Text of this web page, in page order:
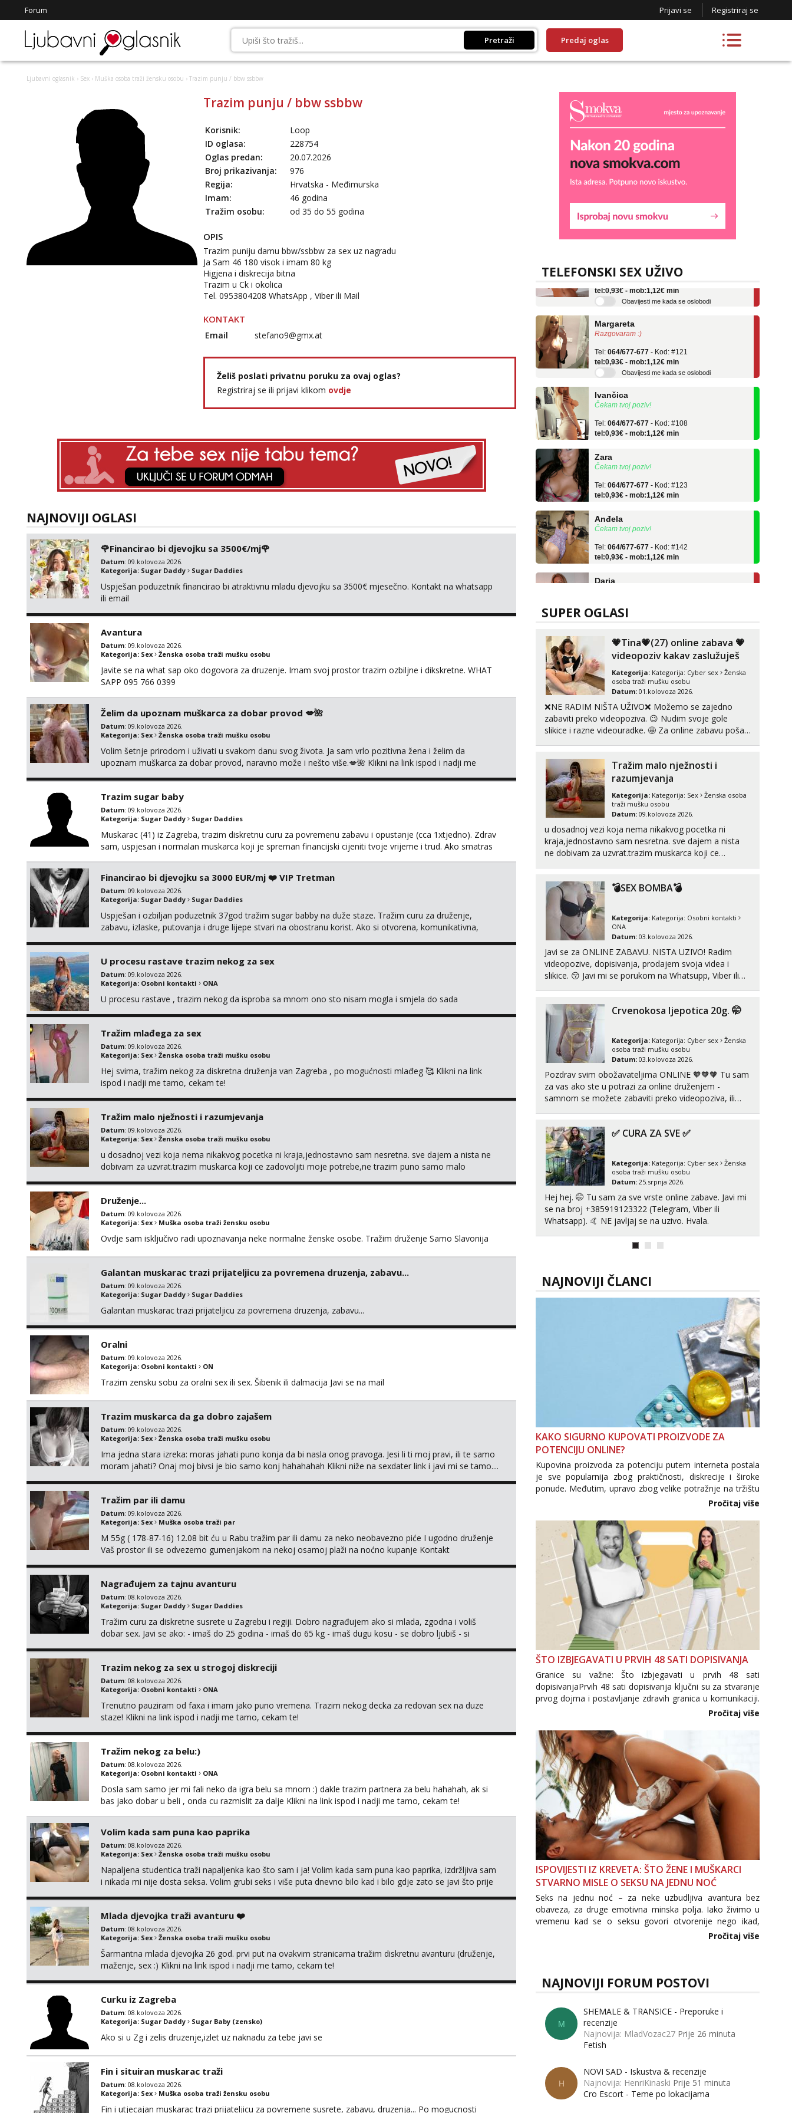
Forum Prijavi se Registriraj se
Pretraži Predaj oglas
Ljubavni oglasnik › Sex › Muška osoba traži žensku osobu › Trazim punju / bbw ssbbw
Trazim punju / bbw ssbbw
Korisnik:
Loop
ID oglasa:
228754
Oglas predan:
20.07.2026
Broj prikazivanja:
976
Regija:
Hrvatska - Međimurska
Imam:
46 godina
Tražim osobu:
od 35 do 55 godina
OPIS
Trazim puniju damu bbw/ssbbw za sex uz nagradu
Ja Sam 46 180 visok i imam 80 kg
Higjena i diskrecija bitna
Trazim u Ck i okolica
Tel. 0953804208 WhatsApp , Viber ili Mail
KONTAKT
Email stefano9@gmx.at
Želiš poslati privatnu poruku za ovaj oglas?
Registriraj se ili prijavi klikom ovdje
NAJNOVIJI OGLASI
🌹Financirao bi djevojku sa 3500€/mj🌹
Datum: 09.kolovoza 2026.
Kategorija: Sugar Daddy Sugar Daddies
Uspješan poduzetnik financirao bi atraktivnu mladu djevojku sa 3500€ mjesečno. Kontakt na whatsapp
ili email
Avantura
Datum: 09.kolovoza 2026.
Kategorija: Sex Ženska osoba traži mušku osobu
Javite se na what sap oko dogovora za druzenje. Imam svoj prostor trazim ozbiljne i dikskretne. WHAT
SAPP 095 766 0399
Želim da upoznam muškarca za dobar provod 💋🌺
Datum: 09.kolovoza 2026.
Kategorija: Sex Ženska osoba traži mušku osobu
Volim šetnje prirodom i uživati u svakom danu svog života. Ja sam vrlo pozitivna žena i želim da
upoznam muškarca za dobar provod, naravno može i nešto više.💋🌺 Klikni na link ispod i nadji me
Trazim sugar baby
Datum: 09.kolovoza 2026.
Kategorija: Sugar Daddy Sugar Daddies
Muskarac (41) iz Zagreba, trazim diskretnu curu za povremenu zabavu i opustanje (cca 1xtjedno). Zdrav
sam, uspjesan i normalan muskarca koji je spreman financijski cijeniti tvoje vrijeme i trud. Ako smatras
Financirao bi djevojku sa 3000 EUR/mj ❤️ VIP Tretman
Datum: 09.kolovoza 2026.
Kategorija: Sugar Daddy Sugar Daddies
Uspješan i ozbiljan poduzetnik 37god tražim sugar babby na duže staze. Tražim curu za druženje,
zabavu, izlaske, putovanja i druge lijepe stvari na obostranu korist. Ako si otvorena, komunikativna,
U procesu rastave trazim nekog za sex
Datum: 09.kolovoza 2026.
Kategorija: Osobni kontakti ONA
U procesu rastave , trazim nekog da isproba sa mnom ono sto nisam mogla i smjela do sada
Tražim mlađega za sex
Datum: 09.kolovoza 2026.
Kategorija: Sex Ženska osoba traži mušku osobu
Hej svima, tražim nekog za diskretna druženja van Zagreba , po mogućnosti mlađeg 🥰 Klikni na link
ispod i nadji me tamo, cekam te!
Tražim malo nježnosti i razumjevanja
Datum: 09.kolovoza 2026.
Kategorija: Sex Ženska osoba traži mušku osobu
u dosadnoj vezi koja nema nikakvog pocetka ni kraja,jednostavno sam nesretna. sve dajem a nista ne
dobivam za uzvrat.trazim muskarca koji ce zadovoljiti moje potrebe,ne trazim puno samo malo
Druženje...
Datum: 09.kolovoza 2026.
Kategorija: Sex Muška osoba traži žensku osobu
Ovdje sam isključivo radi upoznavanja neke normalne ženske osobe. Tražim druženje Samo Slavonija
Galantan muskarac trazi prijateljicu za povremena druzenja, zabavu...
Datum: 09.kolovoza 2026.
Kategorija: Sugar Daddy Sugar Daddies
Galantan muskarac trazi prijateljicu za povremena druzenja, zabavu...
Oralni
Datum: 09.kolovoza 2026.
Kategorija: Osobni kontakti ON
Trazim zensku sobu za oralni sex ili sex. Šibenik ili dalmacija Javi se na mail
Trazim muskarca da ga dobro zajašem
Datum: 09.kolovoza 2026.
Kategorija: Sex Ženska osoba traži mušku osobu
Ima jedna stara izreka: moras jahati puno konja da bi nasla onog pravoga. Jesi li ti moj pravi, ili te samo
moram jahati? Onaj moj bivsi je bio samo konj hahahahah Klikni niže na sexdater link i javi mi se tamo....
Tražim par ili damu
Datum: 09.kolovoza 2026.
Kategorija: Sex Muška osoba traži par
M 55g ( 178-87-16) 12.08 bit ću u Rabu tražim par ili damu za neko neobavezno piće I ugodno druženje
Vaš prostor ili se odvezemo gumenjakom na nekoj osamoj plaži na noćno kupanje Kontakt
Nagrađujem za tajnu avanturu
Datum: 08.kolovoza 2026.
Kategorija: Sugar Daddy Sugar Daddies
Tražim curu za diskretne susrete u Zagrebu i regiji. Dobro nagrađujem ako si mlada, zgodna i voliš
dobar sex. Javi se ako: - imaš do 25 godina - imaš do 65 kg - imaš dugu kosu - se dobro ljubiš - si
Trazim nekog za sex u strogoj diskreciji
Datum: 08.kolovoza 2026.
Kategorija: Osobni kontakti ONA
Trenutno pauziram od faxa i imam jako puno vremena. Trazim nekog decka za redovan sex na duze
staze! Klikni na link ispod i nadji me tamo, cekam te!
Tražim nekog za belu:)
Datum: 08.kolovoza 2026.
Kategorija: Osobni kontakti ONA
Dosla sam samo jer mi fali neko da igra belu sa mnom :) dakle trazim partnera za belu hahahah, ak si
bas jako dobar u beli , onda cu razmislit za dalje Klikni na link ispod i nadji me tamo, cekam te!
Volim kada sam puna kao paprika
Datum: 08.kolovoza 2026.
Kategorija: Sex Ženska osoba traži mušku osobu
Napaljena studentica traži napaljenka kao što sam i ja! Volim kada sam puna kao paprika, izdržljiva sam
i nikada mi nije dosta seksa. Volim grubi seks i više puta dnevno bilo kad i bilo gdje zato se javi što prije
Mlada djevojka traži avanturu ❤️
Datum: 08.kolovoza 2026.
Kategorija: Sex Ženska osoba traži mušku osobu
Šarmantna mlada djevojka 26 god. prvi put na ovakvim stranicama tražim diskretnu avanturu (druženje,
maženje, sex :) Klikni na link ispod i nadji me tamo, cekam te!
Curku iz Zagreba
Datum: 08.kolovoza 2026.
Kategorija: Sugar Daddy Sugar Baby (zensko)
Ako si u Zg i zelis druzenje,izlet uz naknadu za tebe javi se
Fin i situiran muskarac traži
Datum: 08.kolovoza 2026.
Kategorija: Sex Muška osoba traži žensku osobu
Fin i utjecajan muskarac trazi prijateljicu za povremene susrete, zabavu, druzenja... Po mogucnosti
TELEFONSKI SEX UŽIVO
Daria
Tel:064/677-677 - Kod: #75
tel:0,93€ - mob:1,12€ min
Obavijesti me kada se oslobodi
Razgovaram :)
tel:0,93€ - mob:1,12€ min
Obavijesti me kada se oslobodi
Čekam tvoj poziv!
tel:0,93€ - mob:1,12€ min
Čekam tvoj poziv!
tel:0,93€ - mob:1,12€ min
Čekam tvoj poziv!
tel:0,93€ - mob:1,12€ min
Razgovaram :)
tel:0,93€ - mob:1,12€ min
Obavijesti me kada se oslobodi
Margareta
Razgovaram :)
Tel: 064/677-677
- Kod: #121
tel:0,93€ - mob:1,12€ min
Obavijesti me kada se oslobodi
Ivančica
Čekam tvoj poziv!
Zara
Čekam tvoj poziv!
Tel: 064/677-677 - Kod: #123
tel:0,93€ - mob:1,12€ min
Anđela
Čekam tvoj poziv!
SUPER OGLASI
💗Tina💗(27) online zabava 💗
videopoziv kakav zaslužuješ
Kategorija: Kategorija: Cyber sex
Ženska
osoba traži mušku osobu
Datum: 01.kolovoza 2026.
❌NE RADIM NIŠTA UŽIVO❌ Možemo se zajedno
zabaviti preko videopoziva. 😉 Nudim svoje gole
slikice i razne videouradke. 🤩 Za online zabavu pošalji
vidjeti na videopozivu. 😉 S vama sam vec 5 ...
Tražim malo nježnosti i
razumjevanja
Kategorija: Kategorija: Sex
Ženska osoba
traži mušku osobu
Datum: 09.kolovoza 2026.
u dosadnoj vezi koja nema nikakvog pocetka ni
kraja,jednostavno sam nesretna. sve dajem a nista
ne dobivam za uzvrat.trazim muskarca koji ce
poljupce po tijelu koji me jako pale,obozavam kad
muskar...
💣SEX BOMBA💣
Kategorija: Kategorija: Osobni kontakti
ONA
Datum: 03.kolovoza 2026.
Javi se za ONLINE ZABAVU. NISTA UZIVO! Radim
videopozive, dopisivanja, prodajem svoja videa i
slikice. 😚 Javi mi se porukom na Whatsupp, Viber ili
Crvenokosa ljepotica 20g. 🤭
Kategorija: Kategorija: Cyber sex
Ženska
osoba traži mušku osobu
Datum: 03.kolovoza 2026.
Pozdrav svim obožavateljima ONLINE 🧡🧡🧡 Tu sam
za vas ako ste u potrazi za online druženjem -
samnom se možete zabaviti preko videopoziva, ili
tipkanja uz slike i hot line pozive. Za vas sam
pripremila ...
✅ CURA ZA SVE ✅
Kategorija: Kategorija: Cyber sex
Ženska
osoba traži mušku osobu
Datum: 25.srpnja 2026.
Hej hej. 🤭 Tu sam za sve vrste online zabave. Javi mi
se na broj +385919123322 (Telegram, Viber ili
Whatsapp). 🤙 NE javljaj se na uzivo. Hvala.
NAJNOVIJI ČLANCI
KAKO SIGURNO KUPOVATI PROIZVODE ZA
POTENCIJU ONLINE?
Kupovina proizvoda za potenciju putem interneta postala
je sve popularnija zbog praktičnosti, diskrecije i široke
ponude. Međutim, upravo zbog velike potražnje na tržištu
se pojavljuju i brojni krivotvoreni proizvodi, nepouzdane
internetske trgovine te proizvodi nepoznatog podrijetla. ...
Pročitaj više
ŠTO IZBJEGAVATI U PRVIH 48 SATI DOPISIVANJA
Granice su važne: Što izbjegavati u prvih 48 sati
dopisivanjaPrvih 48 sati dopisivanja ključni su za stvaranje
prvog dojma i postavljanje zdravih granica u komunikaciji.
Važno je izbjeći prebrzo otkrivanje osobnih ili intimnih
informacija, jer nepoznata osoba još nije zaslužila to
povjerenje. Takođe...
Pročitaj više
ISPOVIJESTI IZ KREVETA: ŠTO ŽENE I MUŠKARCI
STVARNO MISLE O SEKSU NA JEDNU NOĆ
Seks na jednu noć – za neke uzbudljiva avantura bez
obaveza, za druge emotivna minska polja. Iako živimo u
vremenu kad se o seksu govori otvorenije nego ikad,
tema „jedne noći strasti“ i dalje izaziva burne rasprave. Što
Pročitaj više
NAJNOVIJI FORUM POSTOVI
M
SHEMALE & TRANSICE - Preporuke i
recenzije
Najnovija: MladVozac27 Prije 26 minuta
Fetish
H
NOVI SAD - Iskustva & recenzije
Najnovija: HenriKinaski Prije 51 minuta
Cro Escort - Teme po lokacijama